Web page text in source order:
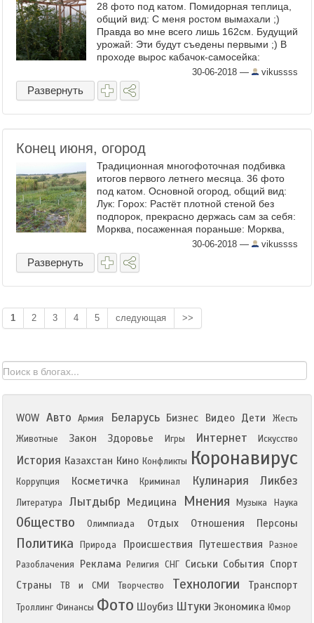
28 фото под катом. Помидорная теплица,
общий вид: С меня ростом вымахали ;)
Правда во мне всего лишь 162см. Будущий
урожай: Эти будут съедены первыми ;) В
проходе вырос кабачок-самосейка:
Видимо проросло семечко из тех ...
30-06-2018 — vikussss
Развернуть
Конец июня, огород
Традиционная многофоточная подбивка
итогов первого летнего месяца. 36 фото
под катом. Основной огород, общий вид:
Лук: Горох: Растёт плотной стеной без
подпорок, прекрасно держась сам за себя:
Морква, посаженная пораньше: Морква,
посаженная попозже: Пастернак: ...
30-06-2018 — vikussss
Развернуть
1 2 3 4 5 следующая >>
WOW Авто Армия Беларусь Бизнес Видео Дети
Жесть
Животные
Закон Здоровье Игры Интернет Искусство
История Казахстан Кино Конфликты Коронавирус
Коррупция Косметичка Криминал Кулинария Ликбез
Литература Лытдыбр Медицина Мнения Музыка Наука
Общество Олимпиада Отдых Отношения Персоны
Политика Природа Происшествия Путешествия
Разное
Разоблачения
Реклама Религия СНГ Сиськи События Спорт
Страны
ТВ и СМИ Творчество Технологии Транспорт
Троллинг Финансы Фото Шоубиз Штуки Экономика Юмор